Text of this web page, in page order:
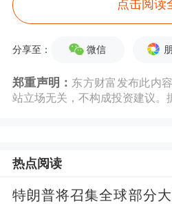
个股方面， 苹果美股
的2025财年第三财季
1780亿美元，该公
地美开盘上涨14%，
纳斯达克中国金龙指
点击阅读
分享至： 微信
郑重声明： 东方财富发布此内
站立场无关，不构成投资建议。
热点阅读
特朗普将召集全球部分